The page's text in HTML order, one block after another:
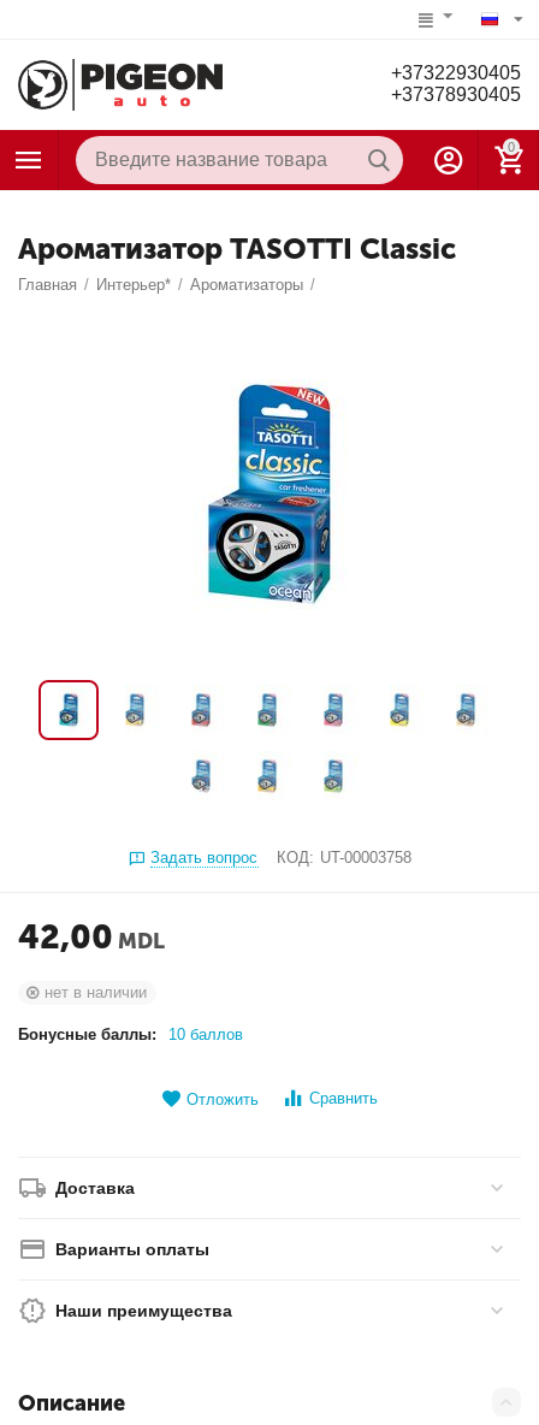
+37322930405
+37378930405
0
Ароматизатор TASOTTI Classic
Главная / Интерьер* / Ароматизаторы /
Задать вопрос КОД: UT-00003758
42,00 MDL
нет в наличии
Бонусные баллы: 10 баллов
Отложить Сравнить
Доставка
Варианты оплаты
Наши преимущества
Описание